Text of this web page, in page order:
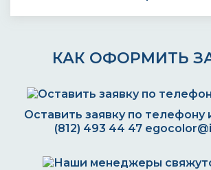
КАК ОФОРМИТЬ
Оставить заявку по телефону
(812) 493 44 47